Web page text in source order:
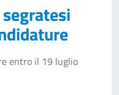
entro il 19 luglio